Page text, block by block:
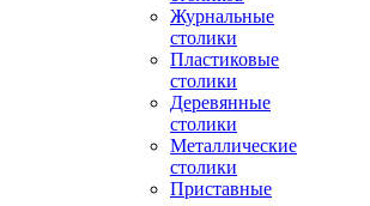
Журнальные
столики
Пластиковые
столики
Деревянные
столики
Металлические
столики
Приставные